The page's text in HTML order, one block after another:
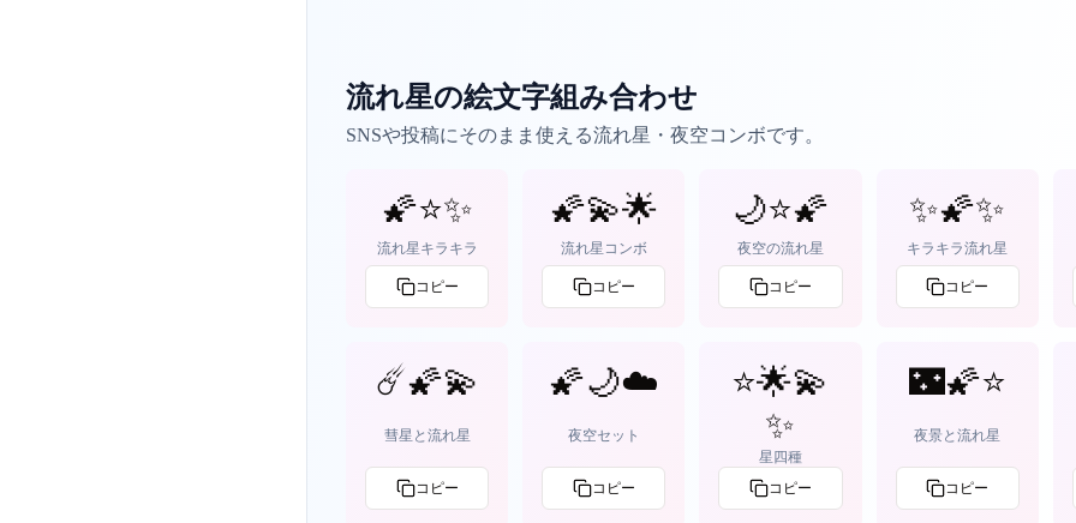
流れ星の絵文字組み合わせ
SNSや投稿にそのまま使える流れ星・夜空コンボです。
🌠⭐✨
流れ星キラキラ
コピー
🌠💫🌟
流れ星コンボ
コピー
🌙⭐🌠
夜空の流れ星
コピー
✨🌠✨
キラキラ流れ星
コピー
☄️🌠💫
彗星と流れ星
コピー
🌠🌙☁️
夜空セット
コピー
⭐🌟💫
✨
星四種
コピー
🌃🌠⭐
夜景と流れ星
コピー